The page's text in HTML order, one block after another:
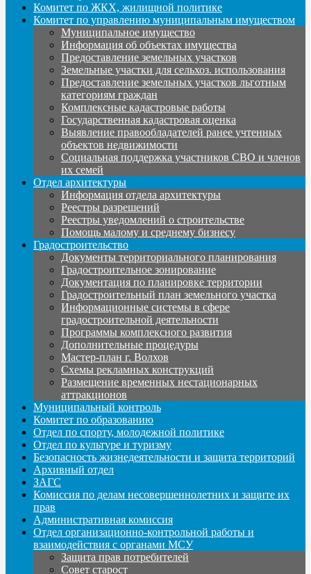
Комитет по ЖКХ, жилищной политике
Комитет по управлению муниципальным имуществом
Муниципальное имущество
Информация об объектах имущества
Предоставление земельных участков
Земельные участки для сельхоз. использования
Предоставление земельных участков льготным
категориям граждан
Комплексные кадастровые работы
Государственная кадастровая оценка
Выявление правообладателей ранее учтенных
объектов недвижимости
Социальная поддержка участников СВО и членов
их семей
Отдел архитектуры
Информация отдела архитектуры
Реестры разрешений
Реестры уведомлений о строительстве
Помощь малому и среднему бизнесу
Градостроительство
Документы территориального планирования
Градостроительное зонирование
Документация по планировке территории
Градостроительный план земельного участка
Информационные системы в сфере
градостроительной деятельности
Программы комплексного развития
Дополнительные процедуры
Мастер-план г. Волхов
Схемы рекламных конструкций
Размещение временных нестационарных
аттракционов
Муниципальный контроль
Комитет по образованию
Отдел по спорту, молодежной политике
Отдел по культуре и туризму
Безопасность жизнедеятельности и защита территорий
Архивный отдел
ЗАГС
Комиссия по делам несовершеннолетних и защите их
прав
Административная комиссия
Отдел организационно-контрольной работы и
взаимодействия с органами МСУ
Защита прав потребителей
Совет старост